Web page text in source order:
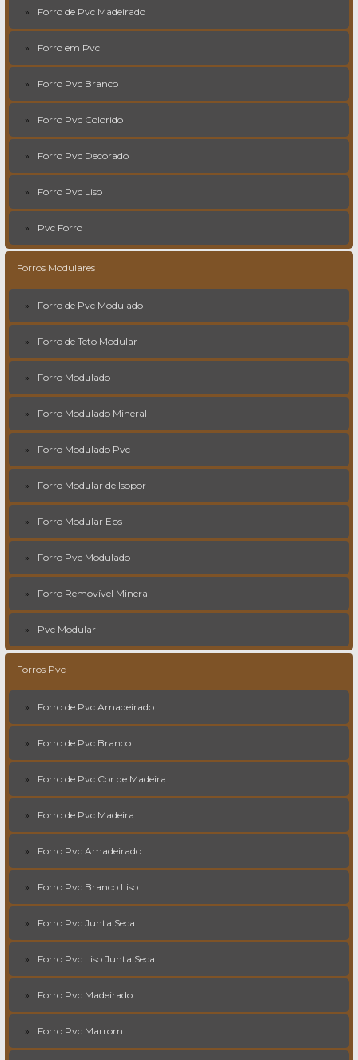
Forro de Pvc Madeirado
Forro em Pvc
Forro Pvc Branco
Forro Pvc Colorido
Forro Pvc Decorado
Forro Pvc Liso
Pvc Forro
Forros Modulares
Forro de Pvc Modulado
Forro de Teto Modular
Forro Modulado
Forro Modulado Mineral
Forro Modulado Pvc
Forro Modular de Isopor
Forro Modular Eps
Forro Pvc Modulado
Forro Removível Mineral
Pvc Modular
Forros Pvc
Forro de Pvc Amadeirado
Forro de Pvc Branco
Forro de Pvc Cor de Madeira
Forro de Pvc Madeira
Forro Pvc Amadeirado
Forro Pvc Branco Liso
Forro Pvc Junta Seca
Forro Pvc Liso Junta Seca
Forro Pvc Madeirado
Forro Pvc Marrom